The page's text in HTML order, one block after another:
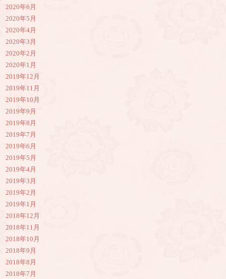
2020年6月
2020年5月
2020年4月
2020年3月
2020年2月
2020年1月
2019年12月
2019年11月
2019年10月
2019年9月
2019年8月
2019年7月
2019年6月
2019年5月
2019年4月
2019年3月
2019年2月
2019年1月
2018年12月
2018年11月
2018年10月
2018年9月
2018年8月
2018年7月